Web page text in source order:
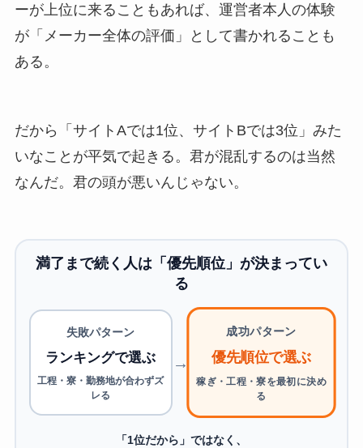
ーが上位に来ることもあれば、運営者本人の体験
が「メーカー全体の評価」として書かれることも
ある。
だから「サイトAでは1位、サイトBでは3位」みた
いなことが平気で起きる。君が混乱するのは当然
なんだ。君の頭が悪いんじゃない。
満了まで続く人は「優先順位」が決まってい
る
失敗パターン
ランキングで選ぶ
工程・寮・勤務地が合わずズ
レる
→
成功パターン
優先順位で選ぶ
稼ぎ・工程・寮を最初に決め
る
「1位だから」ではなく、